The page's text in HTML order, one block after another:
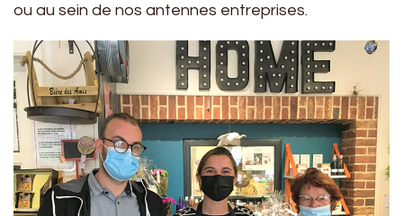
ou au sein de nos antennes entreprises.